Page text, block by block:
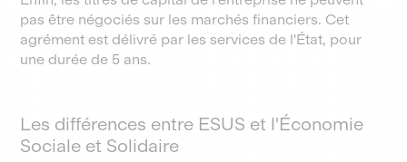
pas être négociés sur les marchés financiers. Cet
agrément est délivré par les services de l'État, pour
une durée de 5 ans.
Les différences entre ESUS et l'Économie
Sociale et Solidaire